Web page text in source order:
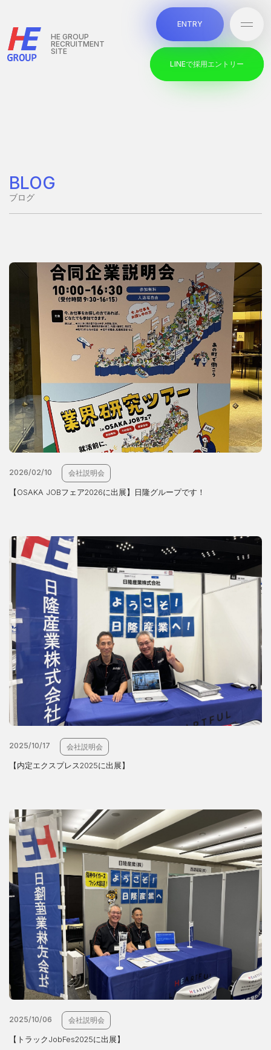
HE GROUP
RECRUITMENT
SITE
LINEで採用エン ト リ ー
ENTRY
ブログ
BLOG
【OSAKA JOBフェア2026に出展】日隆グループです！
2026/02/10 会社説明会
【内定エクスプレス2025に出展】
2025/10/17 会社説明会
【トラックJobFes2025に出展】
2025/10/06 会社説明会